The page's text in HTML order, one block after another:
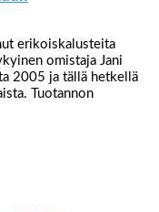
erikoiskalusteita
omistaja Jani
2005 ja tällä hetkellä
Tuotannon